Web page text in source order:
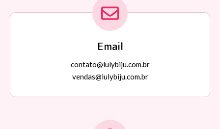
Email
contato@lulybiju.com.br
vendas@lulybiju.com.br